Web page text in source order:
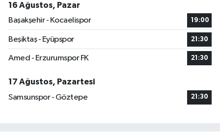
16 Ağustos, Pazar
Başakşehir - Kocaelispor
19:00
Beşiktaş - Eyüpspor 21:30
Amed - Erzurumspor FK 21:30
17 Ağustos, Pazartesi
Samsunspor - Göztepe
21:30